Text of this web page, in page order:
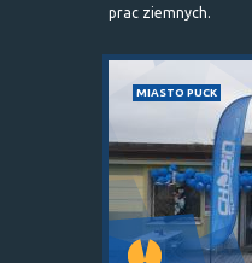
prac ziemnych.
MIASTO PUCK